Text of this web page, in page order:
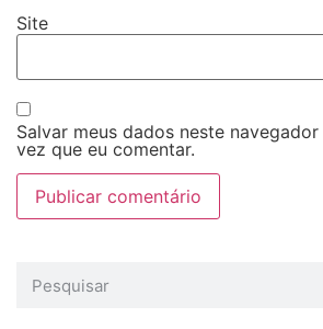
Site
Salvar meus dados neste
vez que eu comentar.